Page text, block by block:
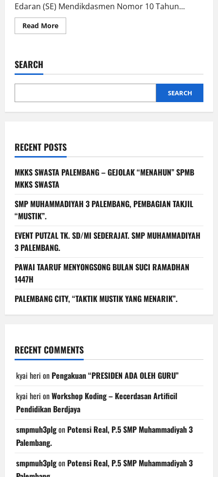
Edaran (SE) Mendikdasmen Nomor 10 Tahun...
Read MoreRead
more
SMP
3
SEARCH
SEARCH
RECENT POSTS
MKKS SWASTA PALEMBANG – GEJOLAK “MENAHUN” SPMB
MKKS SWASTA
SMP MUHAMMADIYAH 3 PALEMBANG, PEMBAGIAN TAKJIL
“MUSTIK”.
EVENT PUTZAL TK. SD/MI SEDERAJAT. SMP MUHAMMADIYAH
3 PALEMBANG.
PAWAI TAARUF MENYONGSONG BULAN SUCI RAMADHAN
1447H
PALEMBANG CITY, “TAKTIK MUSTIK YANG MENARIK”.
RECENT COMMENTS
kyai heri on Pengakuan “PRESIDEN ADA OLEH GURU”
kyai heri onWorkshop Koding – Kecerdasan Artificil
Pendidikan Berdjaya
smpmuh3plgon Potensi Real, P.5 SMP Muhammadiyah 3
Palembang.
smpmuh3plgon Potensi Real, P.5 SMP Muhammadiyah 3